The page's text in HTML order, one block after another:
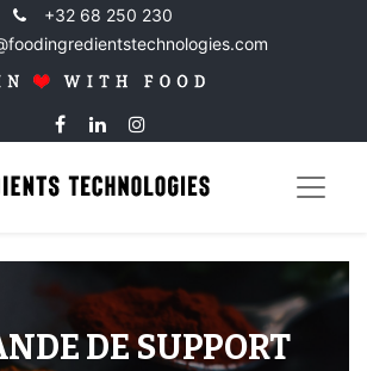
+32 68 250 230
DE SUPPORT